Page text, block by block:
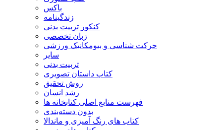
باکس
زندگینامه
کنکور تربیت بدنی
زبان تخصصی
حرکت شناسی و بیومکانیک ورزشی
سایر
تربیت بدنی
کتاب داستان تصویری
روش تحقیق
رشد انسان
فهرست منابع اصلی کتابخانه ها
بدون دسته‌بندی
کتاب های رنگ آمیزی و ماندالا